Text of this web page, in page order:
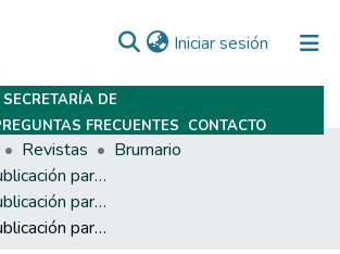
Iniciar sesión (current)
SECRETARÍA DE
FRECUENTES CONTACTO
Revistas
Brumario
Normas de publicación para autores de Revista Brumario
Normas de publicación para autores de Revista Brumario
Normas de publicación para autores de Revista Brumario